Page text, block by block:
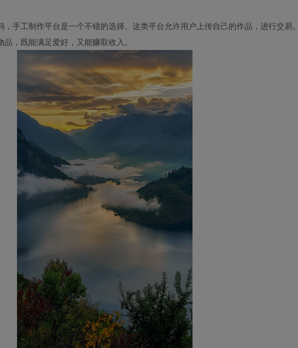
，手工制作平台是一个不错的选择。这类平台允许用户上传自己的作品，进行交易
，既能满足爱好，又能赚取收入。